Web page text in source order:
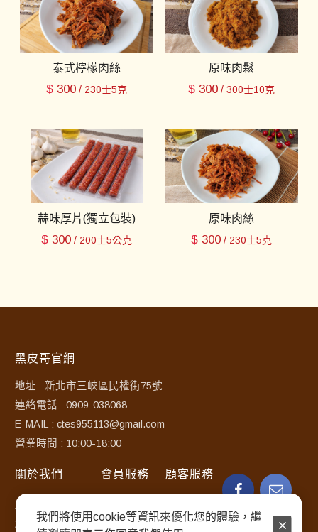
泰式檸檬肉絲
$ 300/ 230士5克
原味肉鬆
$ 300 / 300士10克
蒜味厚片(獨立包裝)
$ 300/ 200士5公克
原味肉絲
$ 300 / 230士5克
黑皮哥官網
地址 : 新北市三峽區民權街75號
連絡電話 : 0909-038068
E-MAIL : ctes955113@gmail.com
營業時間 : 10:00-18:00
關於我們
關於黑皮哥豆干
最新消息
會員服務
使用條款
顧客服務
聯絡客服
我們將使用cookie等資訊來優化您的體驗，繼